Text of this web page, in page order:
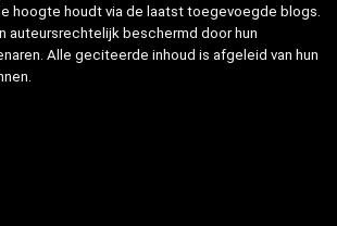
hoogte houdt via de laatst toegevoegde blogs.
auteursrechtelijk beschermd door hun
Alle geciteerde inhoud is afgeleid van hun